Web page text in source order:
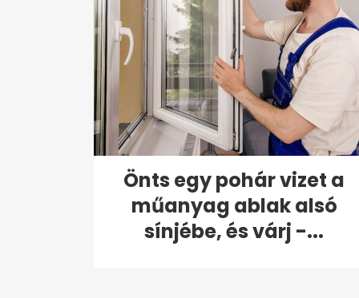
Önts egy pohár vizet a
műanyag ablak alsó
sínjébe, és várj -...